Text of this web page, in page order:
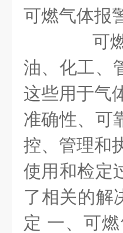
可燃气体报
可燃
油、化工、
这些用于气
准确性、可
控、管理和
使用和检定
了相关的解
定 一、可